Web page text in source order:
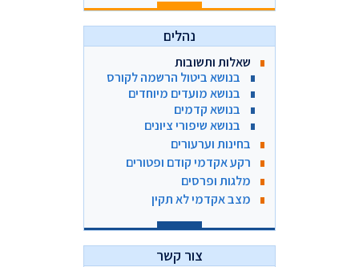
נהלים
שאלות ותשובות
בנושא ביטול הרשמה לקורס
בנושא מועדים מיוחדים
בנושא קדמים
בנושא שיפורי ציונים
בחינות וערעורים
רקע אקדמי קודם ופטורים
מלגות ופרסים
מצב אקדמי לא תקין
צור קשר